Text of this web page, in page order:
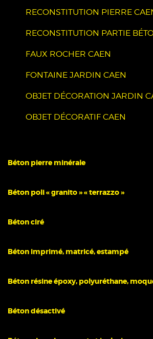
RECONSTITUTION PIERRE
RECONSTITUTION PARTIE
FAUX ROCHER CAEN
FONTAINE JARDIN CAEN
OBJET DÉCORATION JARDIN
OBJET DÉCORATIF CAEN
Béton pierre minérale
Béton poli « granito » « terrazzo »
Béton ciré
Béton imprimé, matricé, estampé
Béton résine époxy, polyuréthane,
Béton désactivé